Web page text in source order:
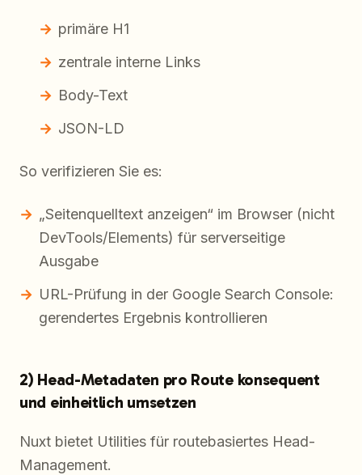
primäre H1
zentrale interne Links
Body-Text
JSON-LD
So verifizieren Sie es:
„Seitenquelltext anzeigen“ im Browser (nicht
DevTools/Elements) für serverseitige
Ausgabe
URL-Prüfung in der Google Search Console:
gerendertes Ergebnis kontrollieren
2) Head-Metadaten pro Route konsequent
und einheitlich umsetzen
Nuxt bietet Utilities für routebasiertes Head-
Management.